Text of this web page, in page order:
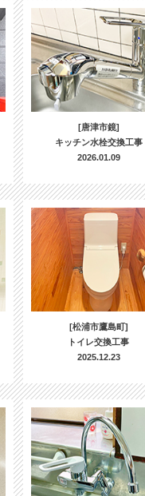
[唐津市鏡]
キッチン水栓交換工事
2026.01.09
[松浦市鷹島町]
トイレ交換工事
2025.12.23